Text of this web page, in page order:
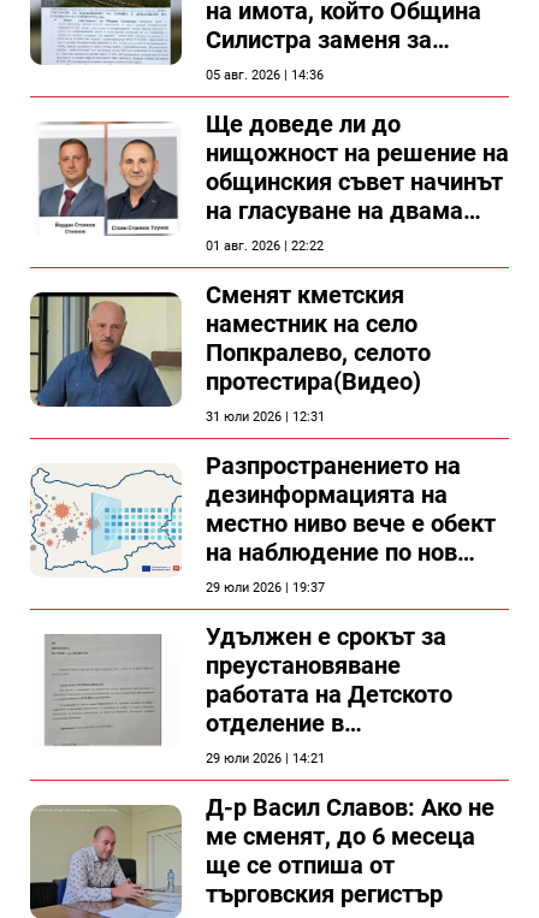
на имота, който Община
Силистра заменя за
спирка, показват
документи
05 авг. 2026 | 14:36
Ще доведе ли до
нищожност на решение на
общинския съвет начинът
на гласуване на двама
съветници в Силистра?
01 авг. 2026 | 22:22
Сменят кметския
наместник на село
Попкралево, селото
протестира(Видео)
31 юли 2026 | 12:31
Разпространението на
дезинформацията на
местно ниво вече е обект
на наблюдение по нов
проект
29 юли 2026 | 19:37
Удължен е срокът за
преустановяване
работата на Детското
отделение в
силистренската болница
29 юли 2026 | 14:21
Д-р Васил Славов: Ако не
ме сменят, до 6 месеца
ще се отпиша от
търговския регистър